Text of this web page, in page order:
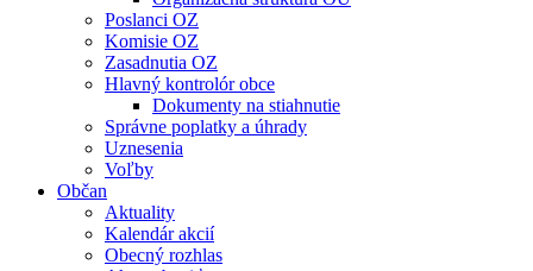
Poslanci OZ
Komisie OZ
Zasadnutia OZ
Hlavný kontrolór obce
Dokumenty na stiahnutie
Správne poplatky a úhrady
Uznesenia
Voľby
Občan
Aktuality
Kalendár akcií
Obecný rozhlas